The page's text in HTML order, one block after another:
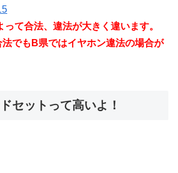
て合法、違法が大きく違います。
でもB県ではイヤホン違法の場合が
セットって高いよ！